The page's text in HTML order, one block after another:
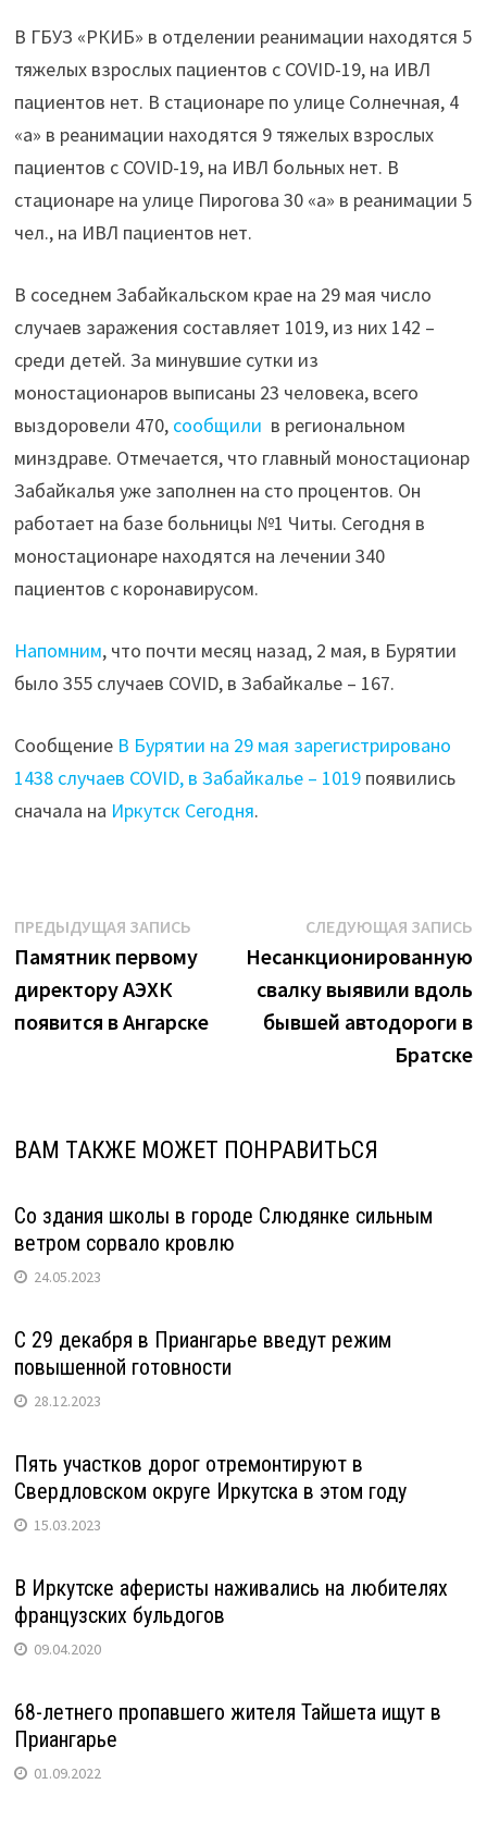
В ГБУЗ «РКИБ» в отделении реанимации находятся 5
тяжелых взрослых пациентов с COVID-19, на ИВЛ
пациентов нет. В стационаре по улице Солнечная, 4
«а» в реанимации находятся 9 тяжелых взрослых
пациентов с COVID-19, на ИВЛ больных нет. В
стационаре на улице Пирогова 30 «а» в реанимации 5
чел., на ИВЛ пациентов нет.
В соседнем Забайкальском крае на 29 мая число
случаев заражения составляет 1019, из них 142 –
среди детей. За минувшие сутки из
моностационаров выписаны 23 человека, всего
выздоровели 470, сообщили в региональном
минздраве. Отмечается, что главный моностационар
Забайкалья уже заполнен на сто процентов. Он
работает на базе больницы №1 Читы. Сегодня в
моностационаре находятся на лечении 340
пациентов с коронавирусом.
Напомним, что почти месяц назад, 2 мая, в Бурятии
было 355 случаев COVID, в Забайкалье – 167.
Сообщение В Бурятии на 29 мая зарегистрировано
1438 случаев COVID, в Забайкалье – 1019появились
сначала на Иркутск Сегодня.
Навигация
по
записям
ПРЕДЫДУЩАЯ ЗАПИСЬПредыдущая
запись:
Памятник первому
директору АЭХК
появится в Ангарске
СЛЕДУЮЩАЯ ЗАПИСЬ
Несанкционированную
свалку выявили вдоль
бывшей автодороги в
Братске
ВАМ ТАКЖЕ МОЖЕТ ПОНРАВИТЬСЯ
Со здания школы в городе Слюдянке сильным
ветром сорвало кровлю
24.05.2023
С 29 декабря в Приангарье введут режим
повышенной готовности
28.12.2023
Пять участков дорог отремонтируют в
Свердловском округе Иркутска в этом году
15.03.2023
В Иркутске аферисты наживались на любителях
французских бульдогов
09.04.2020
68-летнего пропавшего жителя Тайшета ищут в
Приангарье
01.09.2022